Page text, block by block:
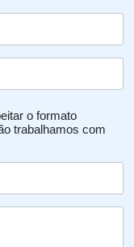
o formato
trabalhamos com